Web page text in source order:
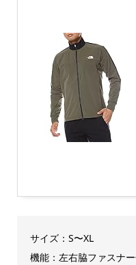
サイズ：S〜XL
機能：左右脇ファスナ